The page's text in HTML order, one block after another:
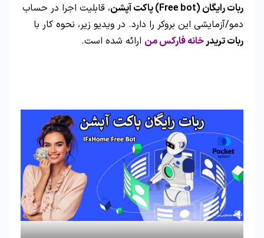
ربات رایگان (Free bot) پاکت آپشن
، قابلیت اجرا در حساب
دمو/آزمایشی این بروکر را دارد. در ویدیو زیر، نحوه کار با
ربات تریدرخانه فارکس من ارائه شده است.